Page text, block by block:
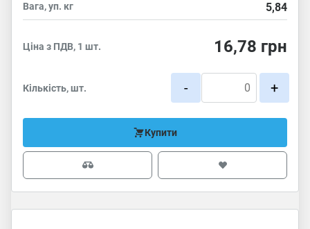
Вага, уп. кг 5,84
Ціна з ПДВ, 1 шт. 16,78 грн
Кількість, шт. - +
Купити